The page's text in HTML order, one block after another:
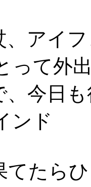
、アイ
って外
、今日
ンド
てたら